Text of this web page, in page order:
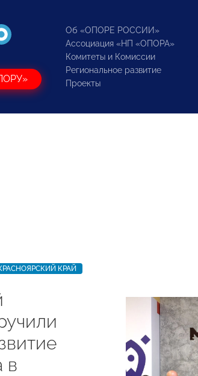
Об «ОПОРЕ РОССИИ»
Ассоциация «НП «ОПОРА»
Комитеты и Комиссии
Региональное развитие
Проекты
КРАЙ
в